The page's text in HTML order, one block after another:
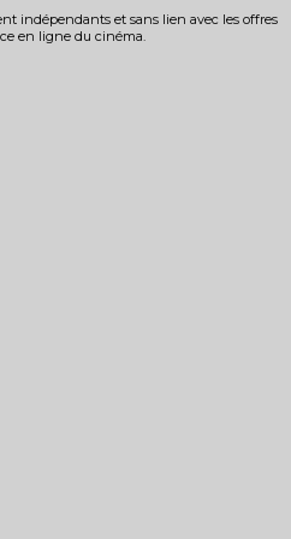
indépendants et sans lien avec les offres
en ligne du cinéma.